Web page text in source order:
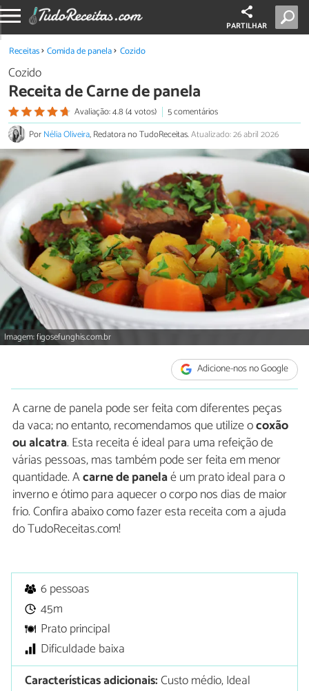
PARTILHAR
Receitas Comida de panela Cozido
Cozido
Receita de Carne de panela
Avaliação: 4.8 (4 votos)
5 comentários
PorNélia Oliveira, Redatora no TudoReceitas.Atualizado: 26 abril 2026
Imagem: figosefunghis.com.br
Adicione-nos no Google
A carne de panela pode ser feita com diferentes peças
da vaca; no entanto, recomendamos que utilize ocoxão
ou alcatra. Esta receita é ideal para uma refeição de
várias pessoas, mas também pode ser feita em menor
quantidade. Acarne de panelaé um prato ideal para o
inverno e ótimo para aquecer o corpo nos dias de maior
frio. Confira abaixo como fazer esta receita com a ajuda
do TudoReceitas.com!
6 pessoas
45m
Prato principal
Dificuldade baixa
Características adicionais:Custo médio, Ideal